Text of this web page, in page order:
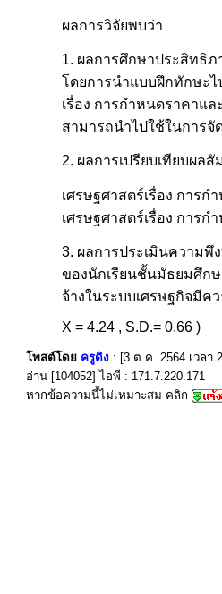
ผลการวิจัยพบว่า
1. ผลการศึกษาประสิทธิ
โดยการนำแบบฝึกทักษะไ
เรื่อง การกำหนดราคาแ
สามารถนำไปใช้ในการจั
2. ผลการเปรียบเทียบผล
เศรษฐศาสตร์เรื่อง การ
เศรษฐศาสตร์เรื่อง การ
3. ผลการประเมินความพึ
ของนักเรียนชั้นมัธยมศึกษ
จ้างในระบบเศรษฐกิจมีค
X = 4.24 , S.D.= 0.66 )
โพสต์โดย ครูดิง : [3 ต.ค. 2564 เวลา
อ่าน [104052] ไอพี : 171.7.220.171
หากข้อความนี้ไม่เหมาะสม คลิก